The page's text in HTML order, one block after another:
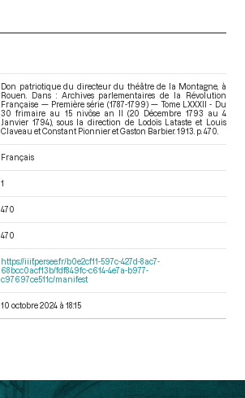
Don patriotique du directeur du théâtre de la Montagne, à
Rouen. Dans : Archives parlementaires de la Révolution
Française — Première série (1787-1799) — Tome LXXXII - Du
30 frimaire au 15 nivôse an II (20 Décembre 1793 au 4
Janvier 1794), sous la direction de Lodoïs Lataste et Louis
Claveau et Constant Pionnier et Gaston Barbier. 1913. p. 470.
Français
1
470
470
https://iiif.persee.fr/b0e2cf11-597c-427d-8ac7-
68bcc0acf13b/fdf849fc-c614-4e7a-b977-
c97697ce511c/manifest
10 octobre 2024 à 18:15